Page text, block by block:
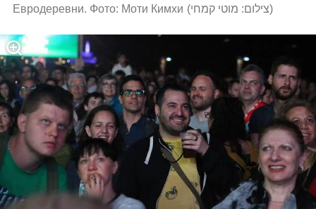
Евродеревни. Фото: Моти Кимхи (צילום: מוטי קמחי)